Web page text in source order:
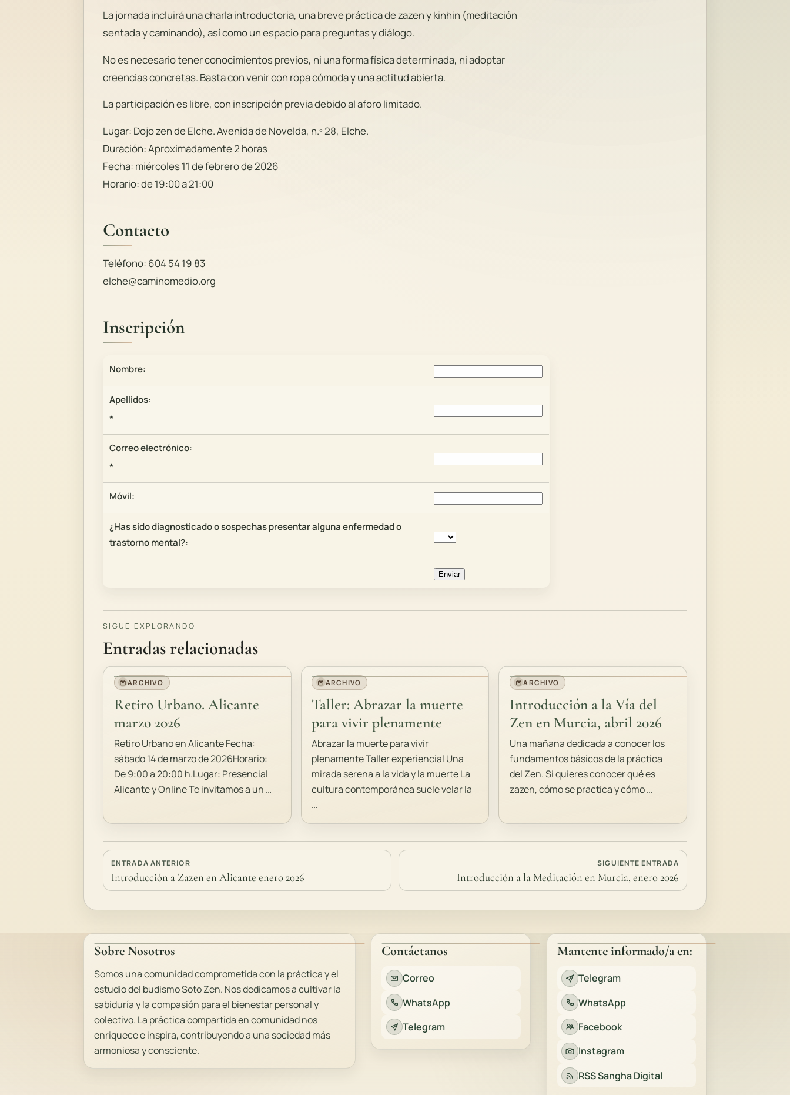
La jornada incluirá una charla introductoria, una breve práctica dezazenykinhin (meditación
sentada y caminando), así como un espacio para preguntas y diálogo.
No es necesario tener conocimientos previos, ni una forma física determinada, ni adoptar
creencias concretas. Basta con venir con ropa cómoda y una actitud abierta.
La participación es libre, con inscripción previa debido al aforo limitado.
Lugar: Dojo zen de Elche. Avenida de Novelda, n.º 28, Elche.
Duración: Aproximadamente 2 horas
Fecha: miércoles 11 de febrero de 2026
Horario: de 19:00 a 21:00
Contacto
Teléfono: 604 54 19 83
elche@caminomedio.org
Inscripción
Nombre:
Apellidos:
*
Correo electrónico:
*
Móvil:
¿Has sido diagnosticado o sospechas presentar alguna enfermedad o
trastorno mental?:
SIGUE EXPLORANDO
Entradas relacionadas
ARCHIVO
Retiro Urbano. Alicante
marzo 2026
Retiro Urbano en Alicante Fecha:
sábado 14 de marzo de 2026Horario:
De 9:00 a 20:00 h.Lugar: Presencial
Alicante y Online Te invitamos a un …
ARCHIVO
Taller: Abrazar la muerte
para vivir plenamente
Abrazar la muerte para vivir
plenamente Taller experiencial Una
mirada serena a la vida y la muerte La
cultura contemporánea suele velar la
…
ARCHIVO
Introducción a la Vía del
Zen en Murcia, abril 2026
Una mañana dedicada a conocer los
fundamentos básicos de la práctica
del Zen. Si quieres conocer qué es
zazen, cómo se practica y cómo …
ENTRADA ANTERIOR
Introducción a Zazen en Alicante enero 2026
SIGUIENTE ENTRADA
Introducción a la Meditación en Murcia, enero 2026
Sobre Nosotros
Somos una comunidad comprometida con la práctica y el
estudio del budismo Soto Zen. Nos dedicamos a cultivar la
sabiduría y la compasión para el bienestar personal y
colectivo. La práctica compartida en comunidad nos
enriquece e inspira, contribuyendo a una sociedad más
armoniosa y consciente.
Contáctanos
Correo
WhatsApp
Telegram
Mantente informado/a en:
Telegram
WhatsApp
Facebook
Instagram
RSS Sangha Digital